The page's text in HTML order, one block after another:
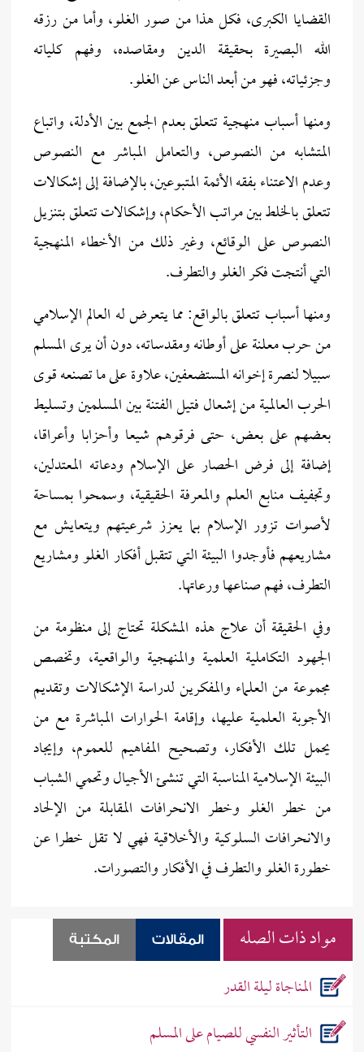
القضايا الكبرى، فكل هذا من صور الغلو، وأما من رزقه
الله البصيرة بحقيقة الدين ومقاصده، وفهم كلياته
وجزئياته، فهو من أبعد الناس عن الغلو.
ومنها أسباب منهجية تتعلق بعدم الجمع بين الأدلة، واتباع
المتشابه من النصوص، والتعامل المباشر مع النصوص
وعدم الاعتناء بفقه الأئمة المتبوعين، بالإضافة إلى إشكالات
تتعلق بالخلط بين مراتب الأحكام، وإشكالات تتعلق بتنزيل
النصوص على الوقائع، وغير ذلك من الأخطاء المنهجية
التي أنتجت فكر الغلو والتطرف.
ومنها أسباب تتعلق بالواقع: مما يتعرض له العالم الإسلامي
من حرب معلنة على أوطانه ومقدساته، دون أن يرى المسلم
سبيلا لنصرة إخوانه المستضعفين، علاوة على ما تصنعه قوى
الحرب العالمية من إشعال فتيل الفتنة بين المسلمين وتسليط
بعضهم على بعض، حتى فرقوهم شيعا وأحزابا وأعراقا،
إضافة إلى فرض الحصار على الإسلام ودعاته المعتدلين،
وتجفيف منابع العلم والمعرفة الحقيقية، وسمحوا بمساحة
لأصوات تزور الإسلام بما يعزز شرعيتهم ويتعايش مع
مشاريعهم فأوجدوا البيئة التي تتقبل أفكار الغلو ومشاريع
التطرف، فهم صناعها ورعاتها.
وفي الحقيقة أن علاج هذه المشكلة تحتاج إلى منظومة من
الجهود التكاملية العلمية والمنهجية والواقعية، وتخصص
مجموعة من العلماء والمفكرين لدراسة الإشكالات وتقديم
الأجوبة العلمية عليها، وإقامة الحوارات المباشرة مع من
يحمل تلك الأفكار، وتصحيح المفاهيم للعموم، وإيجاد
البيئة الإسلامية المناسبة التي تنشئ الأجيال وتحمي الشباب
من خطر الغلو وخطر الانحرافات المقابلة من الإلحاد
والانحرافات السلوكية والأخلاقية فهي لا تقل خطرا عن
خطورة الغلو والتطرف في الأفكار والتصورات.
مواد ذات الصله المقالات المكتبة
المناجاة ليلة القدر
التأثير النفسي للصيام على المسلم